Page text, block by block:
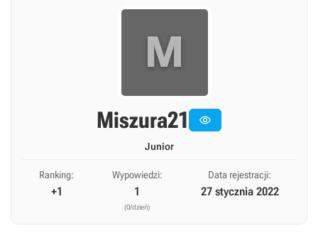
M
Miszura21 
Junior
Ranking:
+1
Wypowiedzi:
1
(0/dzień)
Data rejestracji:
27 stycznia 2022